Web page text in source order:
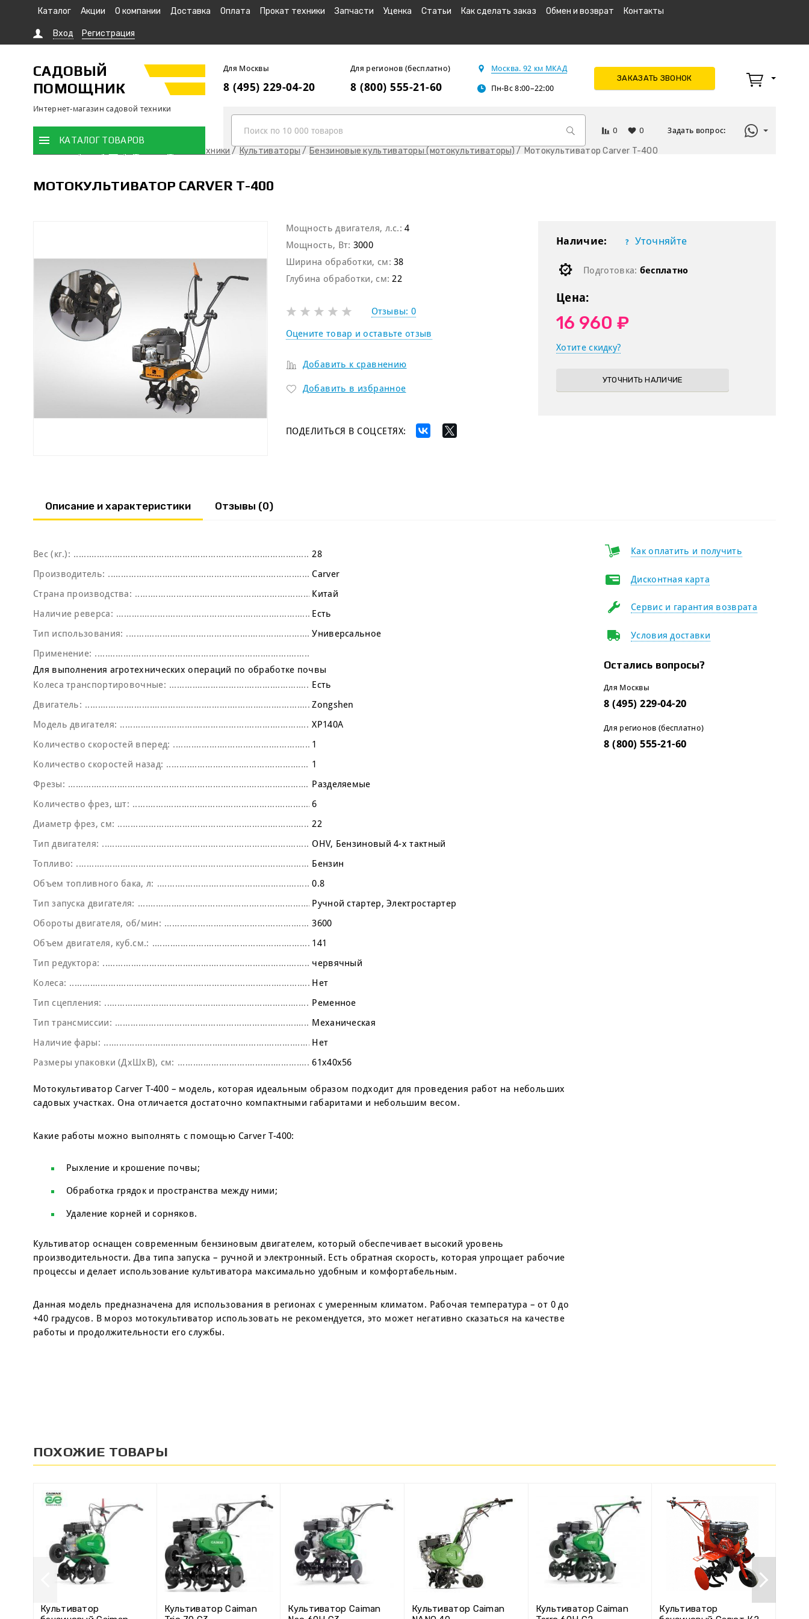
Каталог Акции О компании Доставка Оплата Прокат техники Запчасти Уценка Статьи Как сделать заказ Обмен и возврат Контакты
Вход Регистрация
САДОВЫЙ
ПОМОЩНИК
Интернет-магазин садовой техники
Для Москвы
8 (495) 229-04-20
Для регионов (бесплатно)
8 (800) 555-21-60
Москва. 92 км МКАД
Пн-Вс 8:00–22:00
ЗАКАЗАТЬ ЗВОНОК
0 0 Задать вопрос:
КАТАЛОГ ТОВАРОВ
Продажа садовой техники Культиваторы Бензиновые культиваторы (мотокультиваторы) Мотокультиватор Carver T-400
МОТОКУЛЬТИВАТОР CARVER T-400
Мощность двигателя, л.с.: 4
Мощность, Вт: 3000
Ширина обработки, см: 38
Глубина обработки, см: 22
Отзывы: 0
Оцените товар и оставьте отзыв
Добавить к сравнению
Добавить в избранное
ПОДЕЛИТЬСЯ В СОЦСЕТЯХ:
Наличие: Уточняйте
Подготовка: бесплатно
Цена:
16 960 ₽
Хотите скидку?
УТОЧНИТЬ НАЛИЧИЕ
Описание и характеристики Отзывы (0)
Вес (кг.):
28
Производитель:
Carver
Страна производства:
Китай
Наличие реверса:
Есть
Тип использования:
Универсальное
Применение:
Для выполнения агротехнических операций по обработке почвы
Колеса транспортировочные:
Есть
Двигатель:
Zongshen
Модель двигателя:
XP140A
Количество скоростей вперед:
1
Количество скоростей назад:
1
Фрезы:
Разделяемые
Количество фрез, шт:
6
Диаметр фрез, см:
22
Тип двигателя:
OHV Бензиновый 4-х тактный
Топливо:
Бензин
Объем топливного бака, л:
0.8
Тип запуска двигателя:
Ручной стартер Электростартер
Обороты двигателя, об/мин:
3600
Объем двигателя, куб.см.:
141
Тип редуктора:
червячный
Колеса:
Нет
Тип сцепления:
Ременное
Тип трансмиссии:
Механическая
Наличие фары:
Нет
Размеры упаковки (ДхШхВ), см:
61х40х56
Мотокультиватор Carver T-400 – модель, которая идеальным образом подходит для проведения работ на небольших
садовых участках. Она отличается достаточно компактными габаритами и небольшим весом.
Какие работы можно выполнять с помощью Carver T-400:
Рыхление и крошение почвы;
Обработка грядок и пространства между ними;
Удаление корней и сорняков.
Культиватор оснащен современным бензиновым двигателем, который обеспечивает высокий уровень
производительности. Два типа запуска – ручной и электронный. Есть обратная скорость, которая упрощает рабочие
процессы и делает использование культиватора максимально удобным и комфортабельным.
Данная модель предназначена для использования в регионах с умеренным климатом. Рабочая температура – от 0 до
+40 градусов. В мороз мотокультиватор использовать не рекомендуется, это может негативно сказаться на качестве
работы и продолжительности его службы.
Как оплатить и получить
Дисконтная карта
Сервис и гарантия возврата
Условия доставки
Остались вопросы?
Для Москвы
8 (495) 229-04-20
Для регионов (бесплатно)
8 (800) 555-21-60
ПОХОЖИЕ ТОВАРЫ
Культиватор
Культиватор Caiman
Культиватор Caiman
Культиватор Caiman
Культиватор Caiman
Культиватор